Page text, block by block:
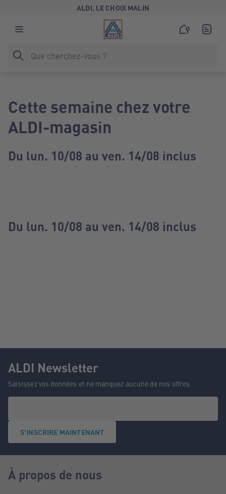
ALDI, LE CHOIX MALIN
Cette semaine chez votre
ALDI-magasin
Du lun. 10/08 au ven. 14/08 inclus
Du lun. 10/08 au ven. 14/08 inclus
ALDI Newsletter
Saisissez vos données et ne manquez aucune de nos offres.
S'INSCRIRE MAINTENANT
À propos de nous